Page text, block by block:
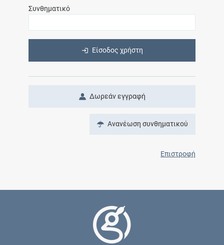
Συνθηματικό
Είσοδος χρήστη
Δωρεάν εγγραφή
Ανανέωση συνθηματικού
Επιστροφή